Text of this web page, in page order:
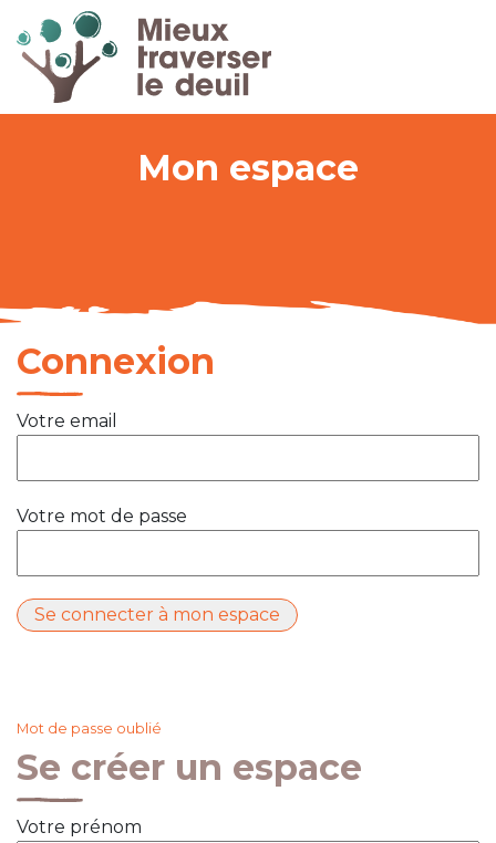
Mon espace
Connexion
Votre email
Votre mot de passe
Mot de passe oublié
Se créer un espace
Votre prénom